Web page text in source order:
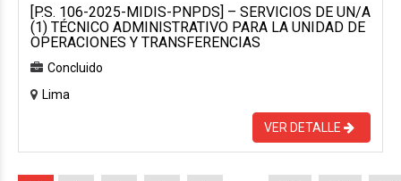
[P.S. 106-2025-MIDIS-PNPDS] – SERVICIOS DE UN/A
(1) TÉCNICO ADMINISTRATIVO PARA LA UNIDAD DE
OPERACIONES Y TRANSFERENCIAS
Concluido
Lima
VER DETALLE